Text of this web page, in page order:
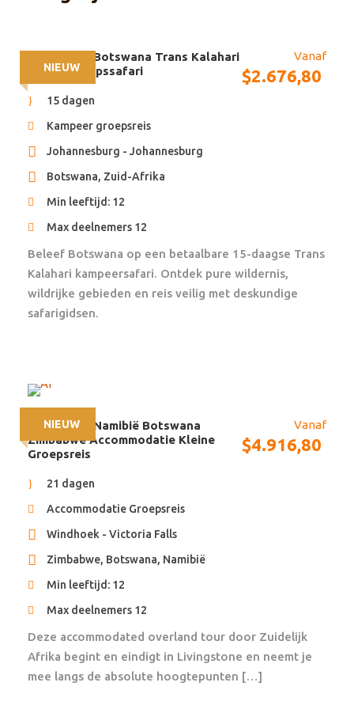
Visakosten
het gedetailleerde reisschema zijn opgenomen
Het wassen van kleding
Accommodatie
12 nachten in safari lodges en tented camps op basis
van genoemde maaltijden
Foto’s van Accommodatie
African Travels gebruikt kleinschalige locaties met
een prachtig uitzicht en uitstekende ligging voor de
of je het fijn vindt welke faciliteiten er zijn zoals een
en midden in de natuur wilt overnachten of meer
reuring wenst. Alle maaltijden en entree van de
parken volgens de gedetailleerde reisbeschrijving
Upgrades en verlenging is mogelijk.
Reisschema
NIEUW
15 dagen – Botswana Trans Kalahari
Kleine Groepssafari
Vanaf
$2.676,80
15 dagen
Kampeer groepsreis
Johannesburg - Johannesburg
Botswana, Zuid-Afrika
Min leeftijd: 12
Max deelnemers 12
Beleef Botswana op een betaalbare 15-daagse Trans
Kalahari kampeersafari. Ontdek pure wildernis,
wildrijke gebieden en reis veilig met deskundige
safarigidsen.
NIEUW
21 dagen – Namibië Botswana
Zimbabwe Accommodatie Kleine
Groepsreis
Vanaf
$4.916,80
21 dagen
Accommodatie Groepsreis
Windhoek - Victoria Falls
Zimbabwe, Botswana, Namibië
Min leeftijd: 12
Max deelnemers 12
Deze accommodated overland tour door Zuidelijk
Afrika begint en eindigt in Livingstone en neemt je
mee langs de absolute hoogtepunten […]